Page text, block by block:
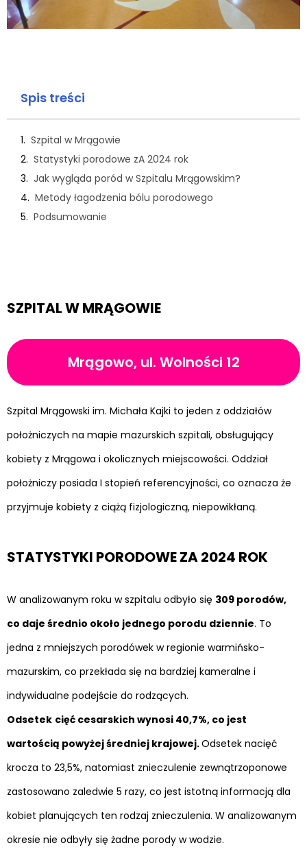
Spis treści
Szpital w Mrągowie
Statystyki porodowe zA 2024 rok
Jak wygląda poród w Szpitalu Mrągowskim?
Metody łagodzenia bólu porodowego
Podsumowanie
SZPITAL W MRĄGOWIE
Mrągowo, ul. Wolności 12
Szpital Mrągowski im. Michała Kajki to jeden z oddziałów
położniczych na mapie mazurskich szpitali, obsługujący
kobiety z Mrągowa i okolicznych miejscowości. Oddział
położniczy posiada I stopień referencyjności, co oznacza że
przyjmuje kobiety z ciążą fizjologiczną, niepowikłaną.
STATYSTYKI PORODOWE ZA 2024 ROK
W analizowanym roku w szpitalu odbyło się 309 porodów,
co daje średnio około jednego porodu dziennie. To
jedna z mniejszych porodówek w regionie warmińsko-
mazurskim, co przekłada się na bardziej kameralne i
indywidualne podejście do rodzących.
Odsetek cięć cesarskich wynosi 40,7%, co jest
wartością powyżej średniej krajowej.Odsetek nacięć
krocza to 23,5%, natomiast znieczulenie zewnątrzoponowe
zastosowano zaledwie 5 razy, co jest istotną informacją dla
kobiet planujących ten rodzaj znieczulenia. W analizowanym
okresie nie odbyły się żadne porody w wodzie.